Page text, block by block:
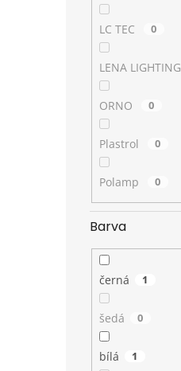
LC TEC 0
LENA LIGHTING
ORNO 0
Plastrol 0
Polamp 0
Barva
černá 1
šedá 0
bílá 1